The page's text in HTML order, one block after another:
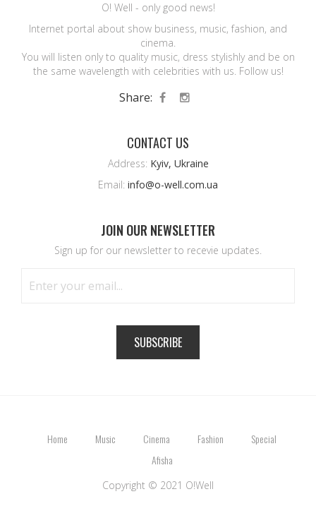
O! Well - only good news!
Internet portal about show business, music, fashion, and
cinema.
You will listen only to quality music, dress stylishly and be on
the same wavelength with celebrities with us. Follow us!
Share:
CONTACT US
Address: Kyiv, Ukraine
Email: info@o-well.com.ua
JOIN OUR NEWSLETTER
Sign up for our newsletter to recevie updates.
SUBSCRIBE
Home Music Cinema Fashion
Special
Afisha
Copyright © 2021 O!Well